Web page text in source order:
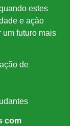
estes
e ação
um futuro mais
de
com